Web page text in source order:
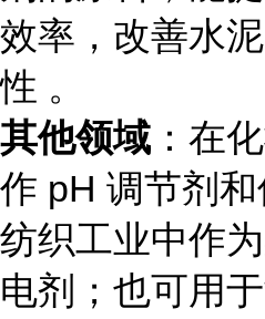
效率，改善水
性 。
其他领域 ：在
作 pH 调节剂
纺织工业中作
电剂；也可用